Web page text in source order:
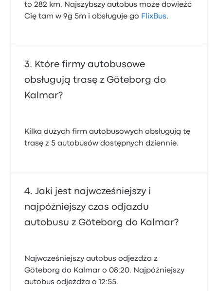
to 282 km. Najszybszy autobus może dowieźć
Cię tam w 9g 5m i obsługuje go FlixBus.
Które firmy autobusowe
obsługują trasę z Göteborg do
Kalmar?
Kilka dużych firm autobusowych obsługują tę
trasę z 5 autobusów dostępnych dziennie.
Jaki jest najwcześniejszy i
najpóźniejszy czas odjazdu
autobusu z Göteborg do Kalmar?
Najwcześniejszy autobus odjeżdża z
Göteborg do Kalmar o 08:20. Najpóźniejszy
autobus odjeżdża o 12:55.